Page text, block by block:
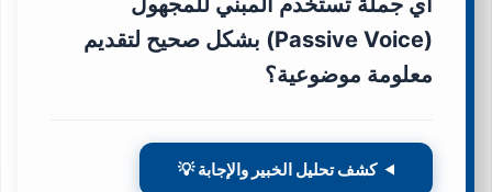
(Passive Voice) بشكل صحيح لتقديم
معلومة موضوعية؟
كشف تحليل الخبير والإجابة 💡